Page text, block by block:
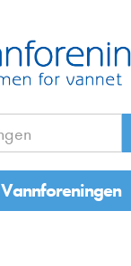
Vannforeningen